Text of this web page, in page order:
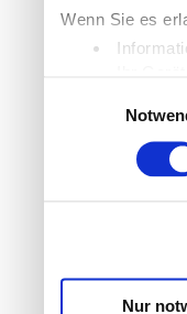
Wenn Sie es
Ihr
Wir
die Zugriffe auf
Dienste
Nur